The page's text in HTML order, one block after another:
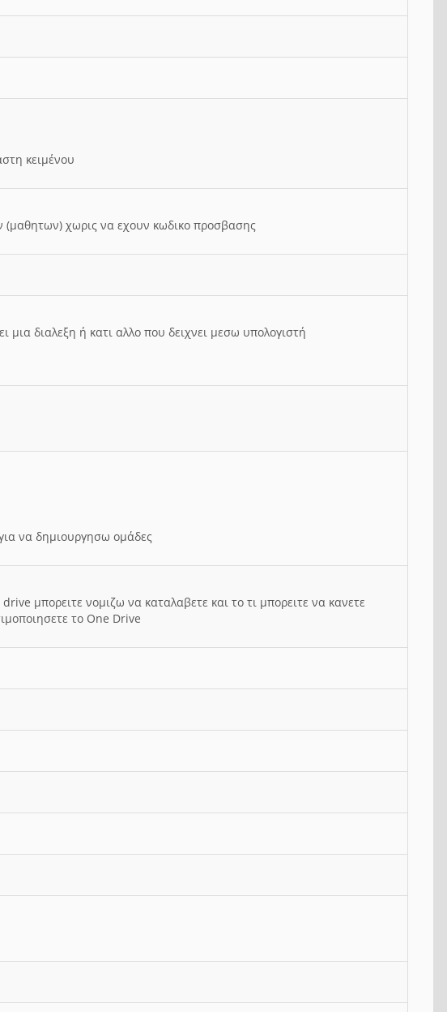
κειμένου
(μαθητων) χωρις να εχουν κωδικο προσβασης
διαλεξη ή κατι αλλο που δειχνει μεσω υπολογιστή
να δημιουργησω ομάδες
μπορειτε νομιζω να καταλαβετε και το τι μπορειτε να κανετε
το One Drive